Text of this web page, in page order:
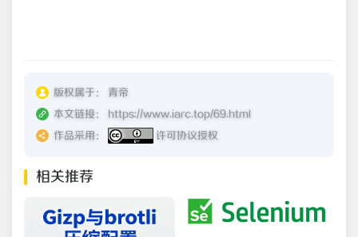
版权属于：
青帝
本文链接：
https://www.iarc.top/69.html
作品采用：
许可协议授权
相关推荐